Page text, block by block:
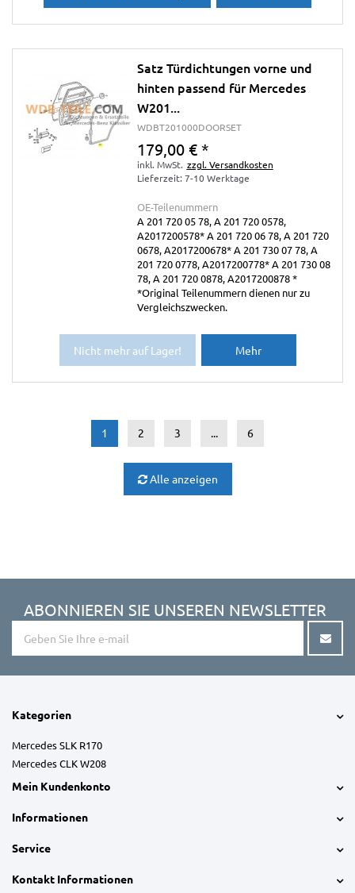
Satz Türdichtungen vorne und
hinten passend für Mercedes
W201...
WDBT201000DOORSET
179,00 € *
inkl. MwSt. zzgl. Versandkosten
Lieferzeit: 7-10 Werktage
OE-Teilenummern
A 201 720 05 78, A 201 720 0578,
A2017200578* A 201 720 06 78, A 201 720
0678, A2017200678* A 201 730 07 78, A
201 720 0778, A2017200778* A 201 730 08
78, A 201 720 0878, A2017200878 *
*Original Teilenummern dienen nur zu
Vergleichszwecken.
Nicht mehr auf Lager! Mehr
1 2 3 ... 6
Alle anzeigen
ABONNIEREN SIE UNSEREN NEWSLETTER
Kategorien
Mercedes SLK R170
Mercedes CLK W208
Mein Kundenkonto
Informationen
Service
Kontakt Informationen